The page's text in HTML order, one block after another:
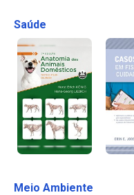
Saúde
Meio Ambiente